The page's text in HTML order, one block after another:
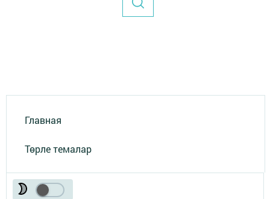
Главная
Төрле темалар